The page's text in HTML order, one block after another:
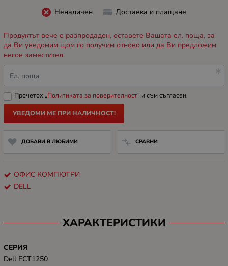
Неналичен Доставка и плащане
Продуктът вече е разпродаден, оставете Вашата ел. поща, за
да Ви уведомим щом го получим отново или да Ви предложим
негов заместител.
Ел. поща
Прочетох „Политиката за поверителност“ и съм съгласен.
УВЕДОМИ МЕ ПРИ НАЛИЧНОСТ!
ДОБАВИ В ЛЮБИМИ СРАВНИ
ОФИС КОМПЮТРИ
DELL
ХАРАКТЕРИСТИКИ
СЕРИЯ
Dell ECT1250